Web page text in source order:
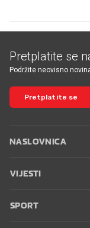
Pretplatite se
Podržite neovisno
Pretplatite se
NASLOVNICA
VIJESTI
SPORT